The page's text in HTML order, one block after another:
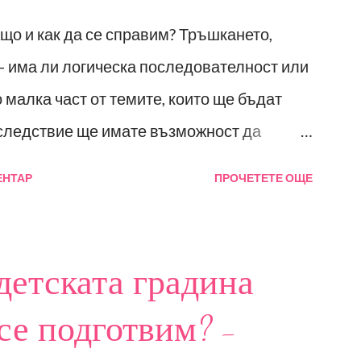
– прилики и разлики; Емоционална
според Каролин Саарни;
предпоставка за социални такива -
ежедневие; Детските емоционални
и как да се справим? Тръшкането,
има ли логическа последователност или
част от темите, които ще бъдат
ще имате възможност да
и интервенция на емоционални
и психолог в РадостИ.
ПРОЧЕТЕТЕ ОЩЕ
градина
подготвим? -